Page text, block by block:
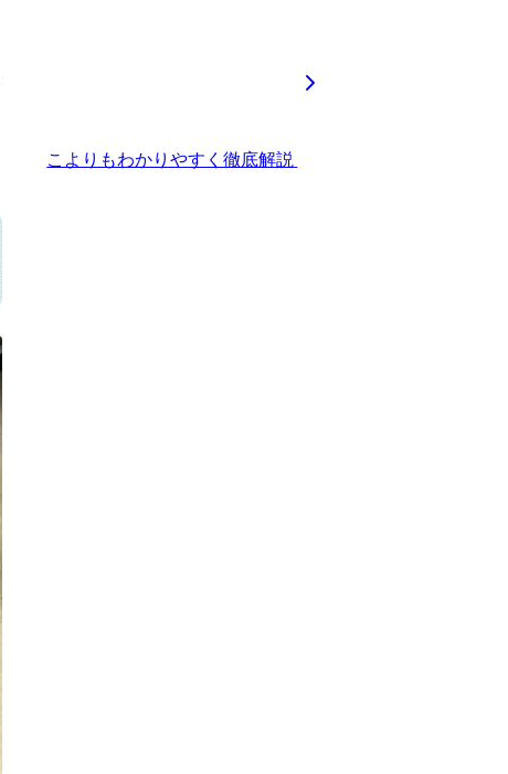
こよりもわかりやすく徹底解説